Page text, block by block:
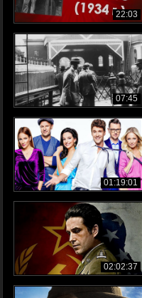
22:03
07:45
01:19:01
02:02:37